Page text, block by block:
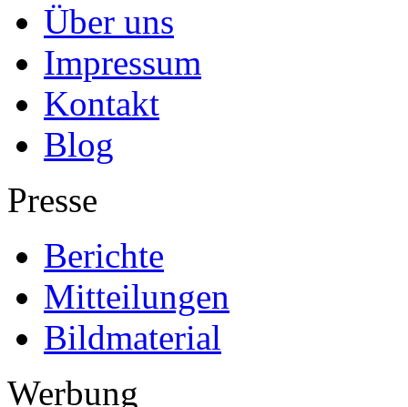
Über uns
Impressum
Kontakt
Blog
Presse
Berichte
Mitteilungen
Bildmaterial
Werbung